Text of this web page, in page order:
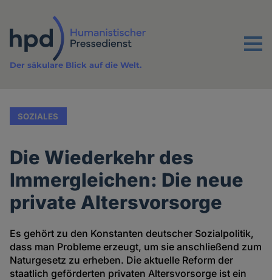
Inhalt
Menu
Der säkulare Blick auf die Welt.
SOZIALES
Die Wiederkehr des
Immergleichen: Die neue
private Altersvorsorge
Es gehört zu den Konstanten deutscher Sozialpolitik,
dass man Probleme erzeugt, um sie anschließend zum
Naturgesetz zu erheben. Die aktuelle Reform der
staatlich geförderten privaten Altersvorsorge ist ein